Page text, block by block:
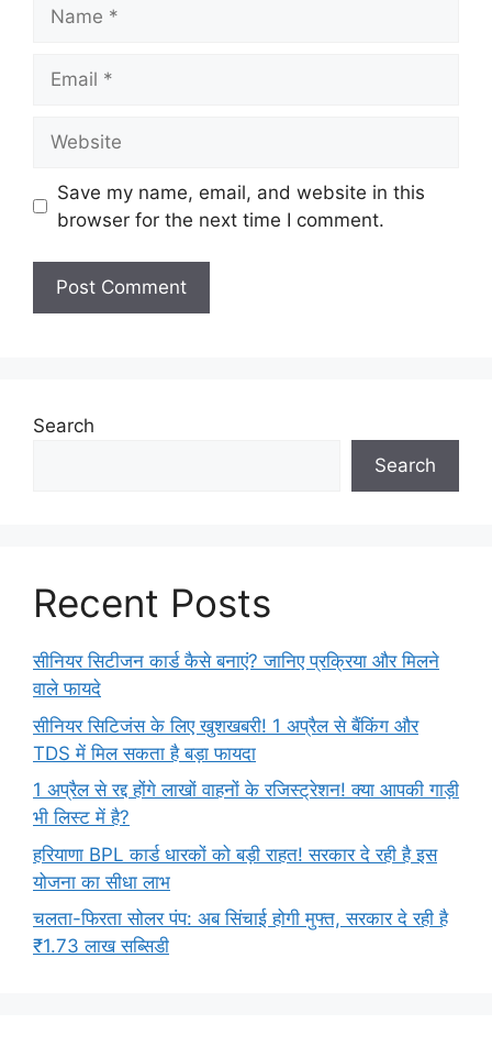
Save my name, email, and website in this
browser for the next time I comment.
Search
Search
Recent Posts
सीनियर सिटीजन कार्ड कैसे बनाएं? जानिए प्रक्रिया और मिलने
वाले फायदे
सीनियर सिटिजंस के लिए खुशखबरी! 1 अप्रैल से बैंकिंग और
TDS में मिल सकता है बड़ा फायदा
1 अप्रैल से रद्द होंगे लाखों वाहनों के रजिस्ट्रेशन! क्या आपकी गाड़ी
भी लिस्ट में है?
हरियाणा BPL कार्ड धारकों को बड़ी राहत! सरकार दे रही है इस
योजना का सीधा लाभ
चलता-फिरता सोलर पंप: अब सिंचाई होगी मुफ्त, सरकार दे रही है
₹1.73 लाख सब्सिडी